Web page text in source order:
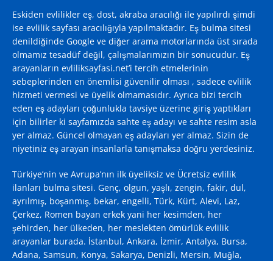
Eskiden evlilikler eş, dost, akraba aracılığı ile yapılırdı şimdi
ise evlilik sayfası aracılığıyla yapılmaktadır. Eş bulma sitesi
denildiğinde Google ve diğer arama motorlarında üst sırada
olmamız tesadüf değil, çalışmalarımızın bir sonucudur. Eş
arayanların evliliksayfasi.net’i tercih etmelerinin
sebeplerinden en önemlisi güvenilir olması , sadece evlilik
hizmeti vermesi ve üyelik olmamasıdır. Ayrıca bizi tercih
eden eş adayları çoğunlukla tavsiye üzerine giriş yaptıkları
için bilirler ki sayfamızda sahte eş adayı ve sahte resim asla
yer almaz. Güncel olmayan eş adayları yer almaz. Sizin de
niyetiniz eş arayan insanlarla tanışmaksa doğru yerdesiniz.
Türkiye’nin ve Avrupa’nın ilk üyeliksiz ve Ücretsiz evlilik
ilanları bulma sitesi. Genç, olgun, yaşlı, zengin, fakir, dul,
ayrılmış, boşanmış, bekar, engelli, Türk, Kürt, Alevi, Laz,
Çerkez, Romen bayan erkek yani her kesimden, her
şehirden, her ülkeden, her meslekten ömürlük evlilik
arayanlar burada. İstanbul, Ankara, İzmir, Antalya, Bursa,
Adana, Samsun, Konya, Sakarya, Denizli, Mersin, Muğla,